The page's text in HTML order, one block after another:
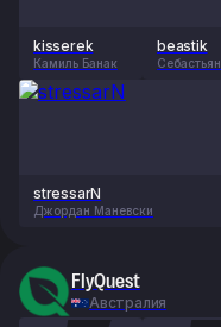
kisserek
Камиль Банак
beastik
Себастьян
stressarN
Джордан Маневски
FlyQuest
Австралия